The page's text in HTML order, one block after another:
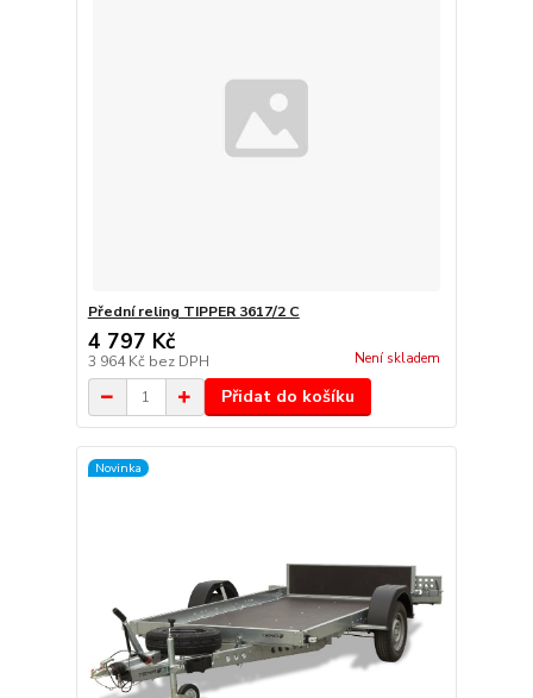
Přední reling TIPPER 3617/2 C
4 797 Kč
3 964 Kč bez DPH Není skladem
Přidat do košíku
Novinka